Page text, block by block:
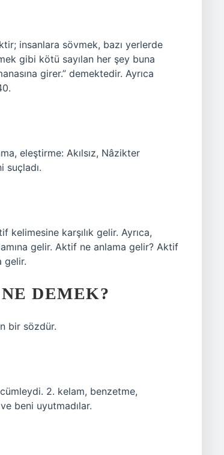
insanlara sövmek, bazı yerlerde
gibi kötü sayılan her şey buna
girer.” demektedir. Ayrıca
eleştirme: Akılsız, Nâzikter
suçladı.
kelimesine karşılık gelir. Ayrıca,
gelir. Aktif ne anlama gelir? Aktif
gelir.
DEMEK?
bir sözdür.
2. kelam, benzetme,
beni uyutmadılar.